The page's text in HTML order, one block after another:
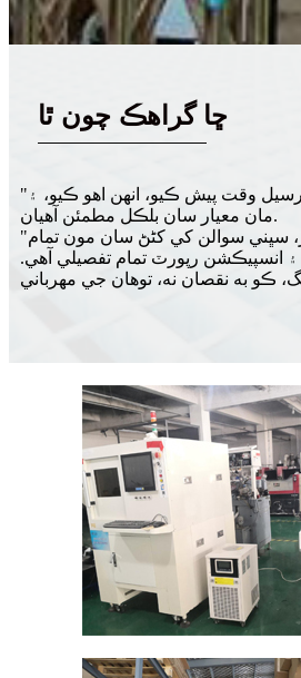
ڇا گراهڪ چون ٿا
"مان هڪ تمام سخت ترسيل وقت پيش ڪيو، انهن اهو ڪيو، ۽
مان معيار سان بلڪل مطمئن آهيان.
"بهترين آن ڊيمانڊ پيداوار، سڀني سوالن کي کڻڻ سان مون تمام
۽ انسپيڪشن رپورٽ تمام تفصيلي آهي.
ڪو به نقصان نه، توهان جي مهرباني